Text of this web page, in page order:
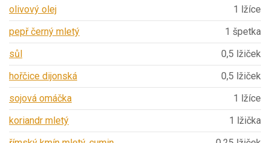
olivový olej
1 lžíce
pepř černý mletý
1 špetka
sůl
0,5 lžiček
hořčice dijonská
0,5 lžiček
sojová omáčka
1 lžíce
koriandr mletý
1 lžička